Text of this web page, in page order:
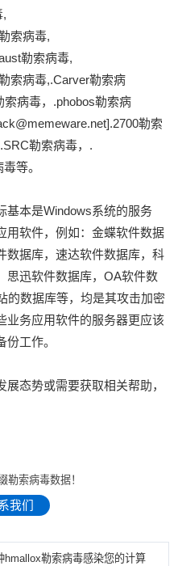
,
索病毒,
勒索病毒,
索病毒,.Carver勒索病
病毒，.phobos勒索病
勒索
勒索病毒，.
等。
基本是Windows系统的服务
用软件，例如：金蝶软件数据
数据库，速达软件数据库，科
思迅软件数据库，OA软件数
的数据库等，均是其攻击加密
业务应用软件的服务器更应该
工作。
态势或需要获取相关帮助，
勒索病毒数据！
我们
hmallox勒索病毒感染您的计算